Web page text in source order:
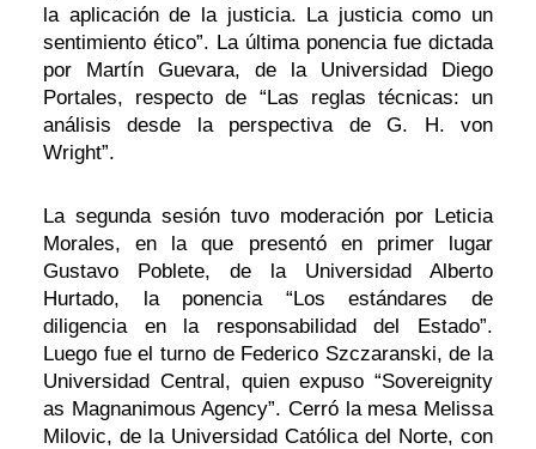
la aplicación de la justicia. La justicia como un
sentimiento ético”. La última ponencia fue dictada
por Martín Guevara, de la Universidad Diego
Portales, respecto de “Las reglas técnicas: un
análisis desde la perspectiva de G. H. von
Wright”.
La segunda sesión tuvo moderación por Leticia
Morales, en la que presentó en primer lugar
Gustavo Poblete, de la Universidad Alberto
Hurtado, la ponencia “Los estándares de
diligencia en la responsabilidad del Estado”.
Luego fue el turno de Federico Szczaranski, de la
Universidad Central, quien expuso “Sovereignity
as Magnanimous Agency”. Cerró la mesa Melissa
Milovic, de la Universidad Católica del Norte, con